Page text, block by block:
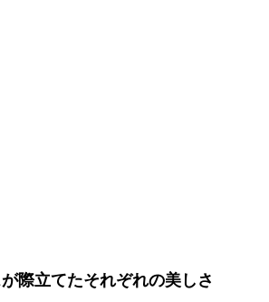
際立てたそれぞれの美しさ